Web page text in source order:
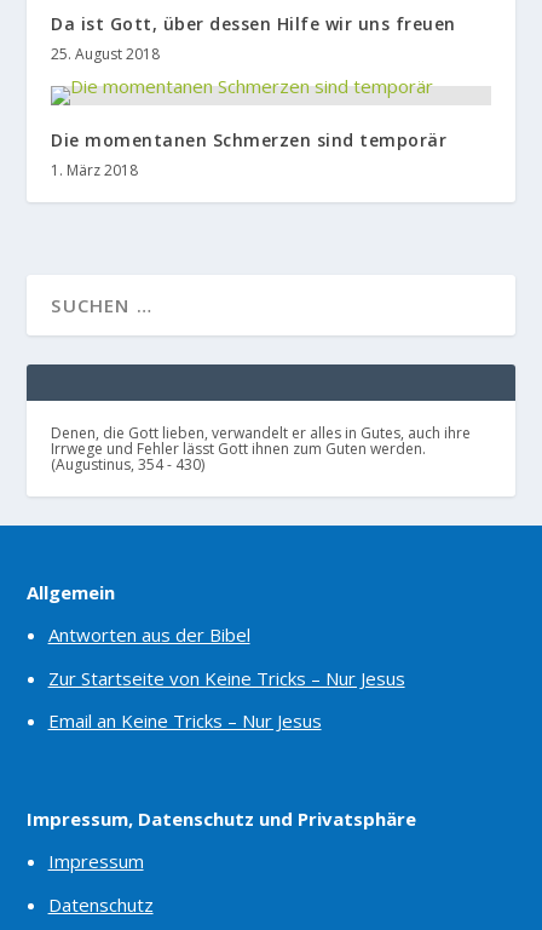
Da ist Gott, über dessen Hilfe wir uns freuen
25. August 2018
Die momentanen Schmerzen sind temporär
1. März 2018
Denen, die Gott lieben, verwandelt er alles in Gutes, auch ihre
Irrwege und Fehler lässt Gott ihnen zum Guten werden.
(Augustinus, 354 - 430)
Allgemein
Antworten aus der Bibel
Zur Startseite von Keine Tricks – Nur Jesus
Email an Keine Tricks – Nur Jesus
Impressum, Datenschutz und Privatsphäre
Impressum
Datenschutz